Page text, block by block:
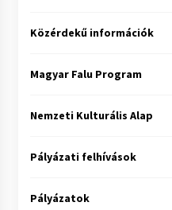
Közérdekű információk
Magyar Falu Program
Nemzeti Kulturális Alap
Pályázati felhívások
Pályázatok